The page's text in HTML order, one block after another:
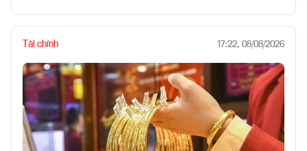
Tài chính 17:22, 08/08/2026